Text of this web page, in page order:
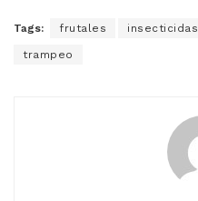
Tags: frutales insecticidas
trampeo